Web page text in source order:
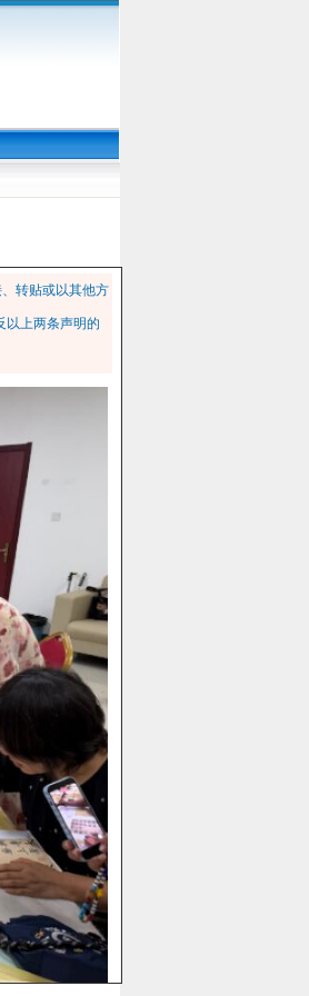
转贴或以其他方
以上两条声明的